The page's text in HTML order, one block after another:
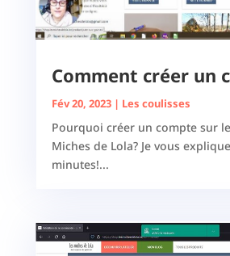
Comment créer un
Fév 20, 2023| Les coulisses
Pourquoi créer un compte sur
Miches de Lola? Je vous
minutes!...